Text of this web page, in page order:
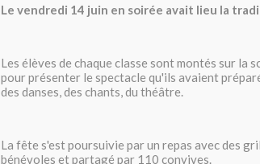
Le vendredi 14 juin en soirée avait lieu la
Les élèves de chaque classe sont montés sur la
pour présenter le spectacle qu'ils avaient
des danses, des chants, du théâtre.
La fête s'est poursuivie par un repas avec des
bénévoles et partagé par 110 convives.